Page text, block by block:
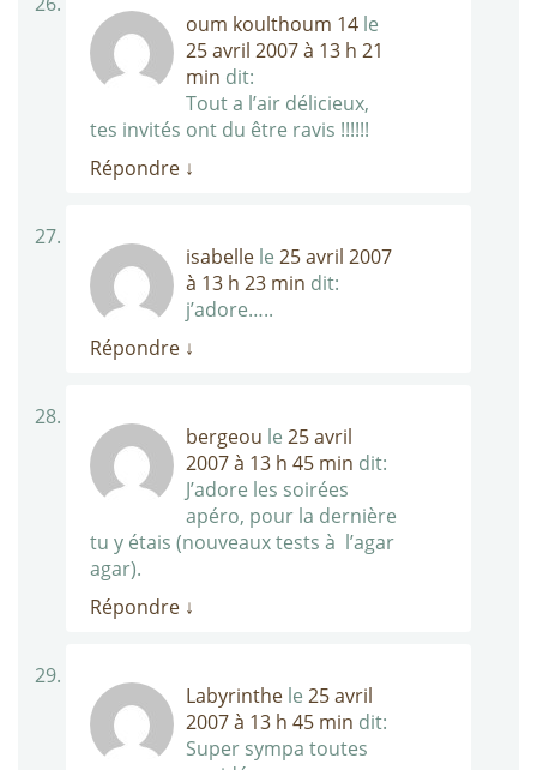
oum koulthoum 14 le
25 avril 2007 à 13 h 21
min dit:
Tout a l’air délicieux,
tes invités ont du être ravis !!!!!!
Répondre ↓
isabelle le 25 avril 2007
à 13 h 23 min dit:
j’adore…..
Répondre ↓
bergeou le 25 avril
2007 à 13 h 45 min dit:
J’adore les soirées
apéro, pour la dernière
tu y étais (nouveaux tests à l’agar
agar).
Répondre ↓
Labyrinthe le 25 avril
2007 à 13 h 45 min dit:
Super sympa toutes